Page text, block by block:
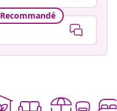
Recommandé